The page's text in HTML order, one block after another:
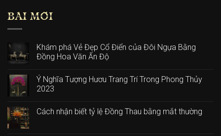
BÀI MỚI
Khám phá Vẻ Đẹp Cổ Điển của Đôi Ngựa Bằng
Đồng Hoa Văn Ấn Độ
Ý Nghĩa Tượng Hươu Trang Trí Trong Phong Thủy
2023
Cách nhận biết tỷ lệ Đồng Thau bằng mắt thường